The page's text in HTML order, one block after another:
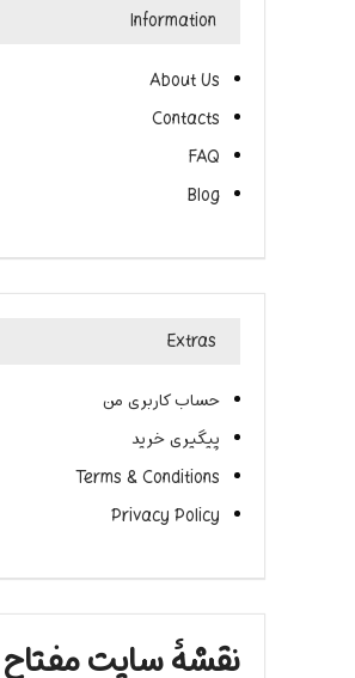
Information
About Us
Contacts
FAQ
Blog
Extras
حساب کاربری من
پیگیری خرید
Terms & Conditions
Privacy Policy
نقشۀ سایت مفتاح